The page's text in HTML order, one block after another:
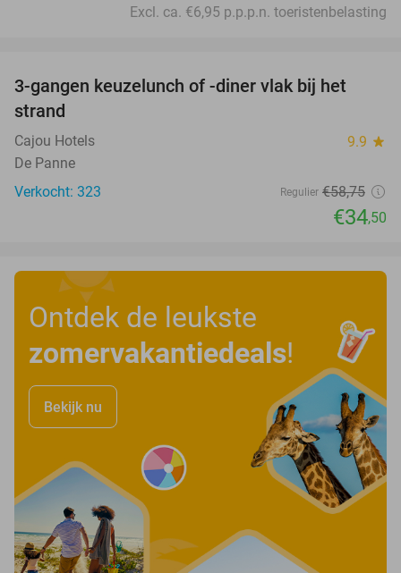
Excl. ca. €6,95 p.p.p.n. toeristenbelasting
3-gangen keuzelunch of -diner vlak bij het
strand
Cajou Hotels 9.9 star
De Panne
Verkocht: 323
Regulier €58,75
€34,50
Ontdek de leukste
zomervakantiedeals!
Bekijk nu